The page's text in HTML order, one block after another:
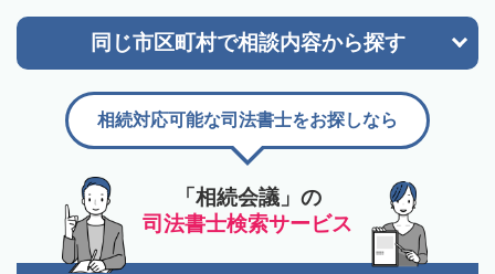
同じ市区町村で相談内容から探す
「相続会議」の
司法書士検索サービス
相続対応可能な司法書士をお探しなら